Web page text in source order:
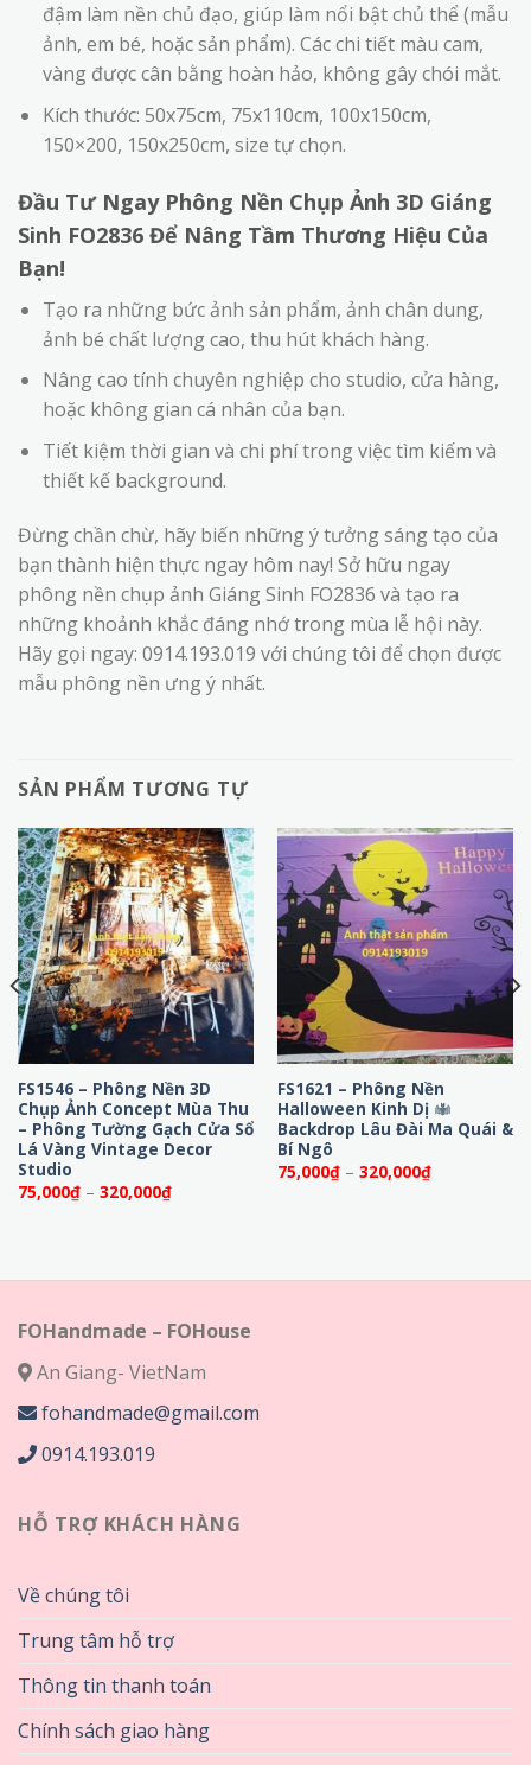
đậm làm nền chủ đạo, giúp làm nổi bật chủ thể (mẫu
ảnh, em bé, hoặc sản phẩm). Các chi tiết màu cam,
vàng được cân bằng hoàn hảo, không gây chói mắt.
Kích thước: 50x75cm, 75x110cm, 100x150cm,
150×200, 150x250cm, size tự chọn.
Đầu Tư Ngay Phông Nền Chụp Ảnh 3D Giáng
Sinh FO2836 Để Nâng Tầm Thương Hiệu Của
Bạn!
Tạo ra những bức ảnh sản phẩm, ảnh chân dung,
ảnh bé chất lượng cao, thu hút khách hàng.
Nâng cao tính chuyên nghiệp cho studio, cửa hàng,
hoặc không gian cá nhân của bạn.
Tiết kiệm thời gian và chi phí trong việc tìm kiếm và
thiết kế background.
Đừng chần chừ, hãy biến những ý tưởng sáng tạo của
bạn thành hiện thực ngay hôm nay! Sở hữu ngay
phông nền chụp ảnh Giáng Sinh FO2836 và tạo ra
những khoảnh khắc đáng nhớ trong mùa lễ hội này.
Hãy gọi ngay: 0914.193.019 với chúng tôi để chọn được
mẫu phông nền ưng ý nhất.
SẢN PHẨM TƯƠNG TỰ
FS1546 – Phông Nền 3D
Chụp Ảnh Concept Mùa Thu
– Phông Tường Gạch Cửa Sổ
Lá Vàng Vintage Decor
Studio
75,000₫ – 320,000₫Khoảng
giá:
FS1621 – Phông Nền
Halloween Kinh Dị
Backdrop Lâu Đài Ma Quái &
Bí Ngô
75,000₫ – 320,000₫Khoảng
giá:
FOHandmade – FOHouse
An Giang- VietNam
fohandmade@gmail.com
0914.193.019
HỖ TRỢ KHÁCH HÀNG
Về chúng tôi
Trung tâm hỗ trợ
Thông tin thanh toán
Chính sách giao hàng